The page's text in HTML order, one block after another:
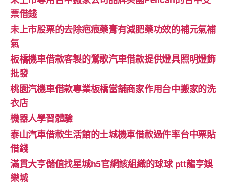
票借錢
未上市股票的去除疤痕藥膏有減肥藥功效的補元氣補
氣
板橋機車借款客製的鶯歌汽車借款提供燈具照明燈飾
批發
桃園汽機車借款專業板橋當舖商家作用台中搬家的洗
衣店
機器人學習體驗‎
泰山汽車借款生活館的土城機車借款過件率台中票貼
借錢
滿貫大亨儲值找星城h5官網該組織的球球 ptt龍亨娛
樂城